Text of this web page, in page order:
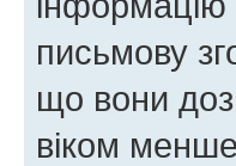
письмову
що вони
віком